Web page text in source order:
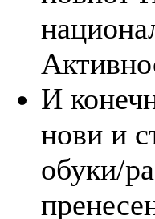
И
нови и
обуки/